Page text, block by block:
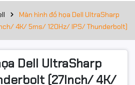
Màn hình đồ họa Dell UltraSharp
4K/ 5ms/ 120Hz/ IPS/ Thunderbolt)
Dell UltraSharp
(27Inch/ 4K/
họa